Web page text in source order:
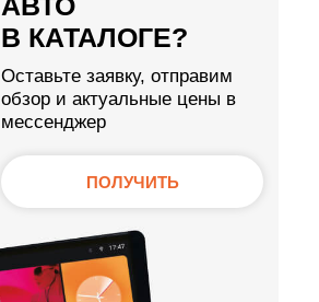
В КАТАЛОГЕ?
Оставьте заявку, отправим
обзор и актуальные цены в
мессенджер
ПОЛУЧИТЬ